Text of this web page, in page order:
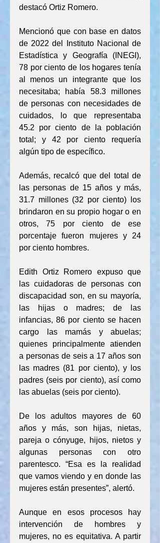
destacó Ortiz Romero.
Mencionó que con base en datos
de 2022 del Instituto Nacional de
Estadística y Geografía (INEGI),
78 por ciento de los hogares tenía
al menos un integrante que los
necesitaba; había 58.3 millones
de personas con necesidades de
cuidados, lo que representaba
45.2 por ciento de la población
total; y 42 por ciento requería
algún tipo de específico.
Además, recalcó que del total de
las personas de 15 años y más,
31.7 millones (32 por ciento) los
brindaron en su propio hogar o en
otros, 75 por ciento de ese
porcentaje fueron mujeres y 24
por ciento hombres.
Edith Ortiz Romero expuso que
las cuidadoras de personas con
discapacidad son, en su mayoría,
las hijas o madres; de las
infancias, 86 por ciento se hacen
cargo las mamás y abuelas;
quienes principalmente atienden
a personas de seis a 17 años son
las madres (81 por ciento), y los
padres (seis por ciento), así como
las abuelas (seis por ciento).
De los adultos mayores de 60
años y más, son hijas, nietas,
pareja o cónyuge, hijos, nietos y
algunas personas con otro
parentesco. “Esa es la realidad
que vamos viendo y en donde las
mujeres están presentes”, alertó.
Aunque en esos procesos hay
intervención de hombres y
mujeres, no es equitativa. A partir